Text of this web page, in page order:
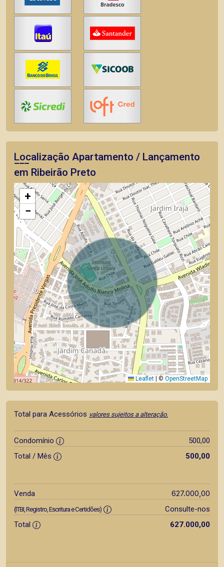
Localização Apartamento / Lançamento
em Ribeirão Preto
+
−
Leaflet © OpenStreetMap
Total para Acessórios valores sujeitos a alteração.
Condomínio
500,00
Total / Mês
500,00
Venda 627.000,00
(ITBI, Registro, Escritura e Certidões)
Consulte-nos
Total
627.000,00